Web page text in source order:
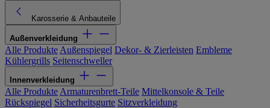
Karosserie & Anbauteile
Außenverkleidung
Alle Produkte Außenspiegel Dekor- & Zierleisten Embleme
Kühlergrills Seitenschweller
Innenverkleidung
Alle Produkte Armaturenbrett-Teile Mittelkonsole & Teile
Rückspiegel Sicherheitsgurte Sitzverkleidung